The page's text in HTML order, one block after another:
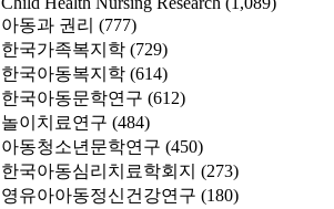
아동과 권리 (777)
한국가족복지학 (729)
한국아동복지학 (614)
한국아동문학연구 (612)
놀이치료연구 (484)
아동청소년문학연구 (450)
한국아동심리치료학회지 (273)
영유아아동정신건강연구 (180)